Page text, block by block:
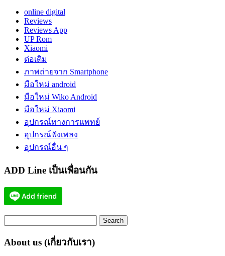
online digital
Reviews
Reviews App
UP Rom
Xiaomi
ต่อเติม
ภาพถ่ายจาก Smartphone
มือใหม่ android
มือใหม่ Wiko Android
มือใหม่ Xiaomi
อุปกรณ์ทางการแพทย์
อุปกรณ์ฟังเพลง
อุปกรณ์อื่น ๆ
ADD Line เป็นเพื่อนกัน
for:
About us (เกี่ยวกับเรา)